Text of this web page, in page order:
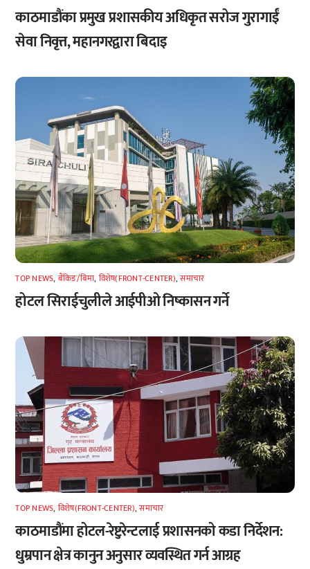
काठमाडौंका प्रमुख प्रशासकीय अधिकृत सरोज गुरागाईं
सेवा निवृत्त, महानगरद्वारा बिदाइ
TOP NEWS, बैंकिङ/बिमा, विशेष(FRONT-CENTER),समाचार
होटल सिराईचुलीले आईपीओ निष्कासन गर्ने
TOP NEWS, विशेष(FRONT-CENTER),समाचार
काठमाडौंमा होटल-रेष्टुरेन्टलाई प्रशासनको कडा निर्देशन:
धुम्रपान क्षेत्र कानुन अनुसार व्यवस्थित गर्न आग्रह